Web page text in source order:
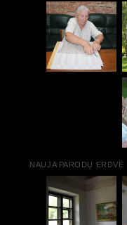
NAUJA PARODŲ ERDVĖ